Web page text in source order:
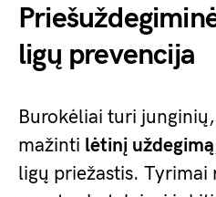
ligų prevencija
Burokėliai turi
mažinti lėtinį uždegimą
ligų priežastis. Tyrimai